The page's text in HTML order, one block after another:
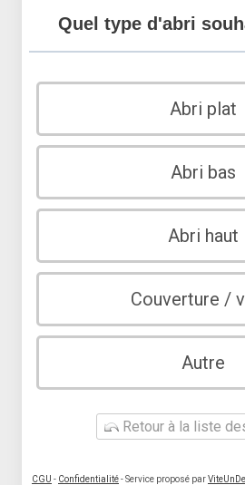
Quel type d'abri
Abri plat
Abri bas
Abri haut
Couverture /
Autre
Retour à la liste
CGU - Confidentialité- Service proposé par